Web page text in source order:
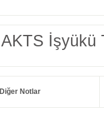
AKTS İşyükü
Diğer Notlar